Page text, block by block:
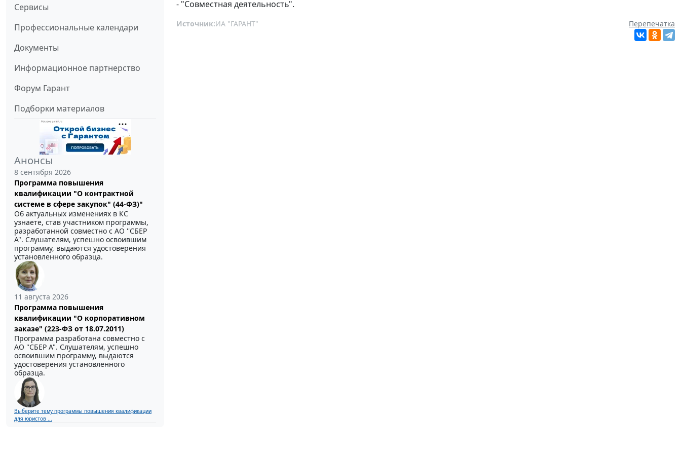
Сервисы
Профессиональные календари
Документы
Информационное партнерство
Форум Гарант
Подборки материалов
Анонсы
8 сентября 2026
Программа повышения
квалификации "О контрактной
системе в сфере закупок" (44-ФЗ)"
Об актуальных изменениях в КС
узнаете, став участником программы,
разработанной совместно с АО ''СБЕР
А". Слушателям, успешно освоившим
программу, выдаются удостоверения
установленного образца.
11 августа 2026
Программа повышения
квалификации "О корпоративном
заказе" (223-ФЗ от 18.07.2011)
Программа разработана совместно с
АО ''СБЕР А". Слушателям, успешно
освоившим программу, выдаются
удостоверения установленного
образца.
Выберите тему программы повышения квалификации
для юристов ...
- "Совместная деятельность".
Источник:ИА "ГАРАНТ" Перепечатка